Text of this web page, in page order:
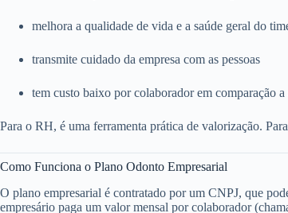
melhora a qualidade de vida e a saúde geral do
transmite cuidado da empresa com as pessoas
tem custo baixo por colaborador em comparação
Para o RH, é uma ferramenta prática de valorização.
Como Funciona o Plano Odonto Empresarial
O plano empresarial é contratado por um CNPJ, que
empresário paga um valor mensal por colaborador